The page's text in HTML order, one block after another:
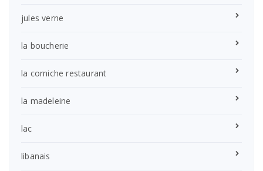
jules verne
la boucherie
la corniche restaurant
la madeleine
lac
libanais